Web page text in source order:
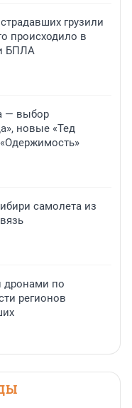
грузили
происходило в
БПЛА
— выбор
новые «Тед
самолета из
дронами по
регионов